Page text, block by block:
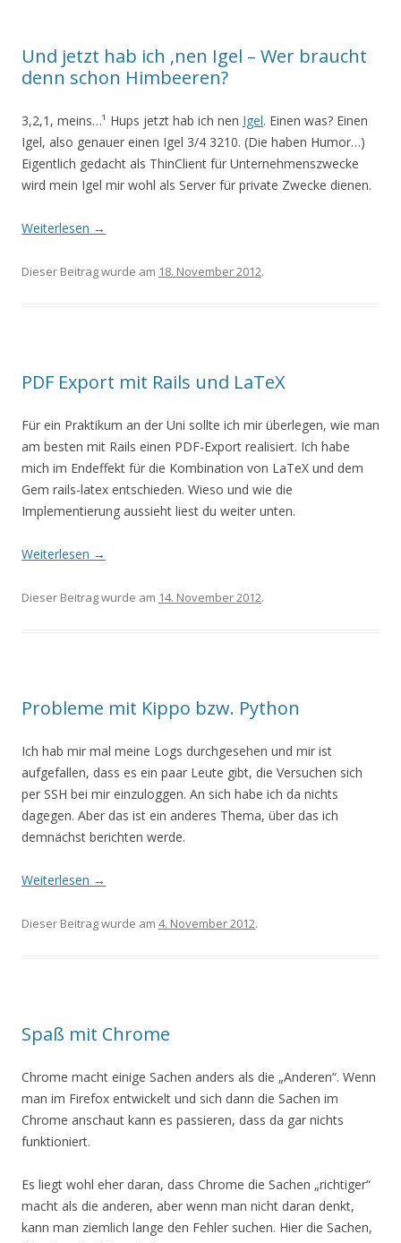
Und jetzt hab ich ‚nen Igel – Wer braucht
denn schon Himbeeren?
3,2,1, meins…¹ Hups jetzt hab ich nen Igel. Einen was? Einen
Igel, also genauer einen Igel 3/4 3210. (Die haben Humor…)
Eigentlich gedacht als ThinClient für Unternehmenszwecke
wird mein Igel mir wohl als Server für private Zwecke dienen.
Weiterlesen →
Dieser Beitrag wurde am 18. November 2012.
PDF Export mit Rails und LaTeX
Für ein Praktikum an der Uni sollte ich mir überlegen, wie man
am besten mit Rails einen PDF-Export realisiert. Ich habe
mich im Endeffekt für die Kombination von LaTeX und dem
Gem rails-latex entschieden. Wieso und wie die
Implementierung aussieht liest du weiter unten.
Weiterlesen →
Dieser Beitrag wurde am 14. November 2012.
Probleme mit Kippo bzw. Python
Ich hab mir mal meine Logs durchgesehen und mir ist
aufgefallen, dass es ein paar Leute gibt, die Versuchen sich
per SSH bei mir einzuloggen. An sich habe ich da nichts
dagegen. Aber das ist ein anderes Thema, über das ich
demnächst berichten werde.
Weiterlesen →
Dieser Beitrag wurde am 4. November 2012.
Spaß mit Chrome
Chrome macht einige Sachen anders als die „Anderen“. Wenn
man im Firefox entwickelt und sich dann die Sachen im
Chrome anschaut kann es passieren, dass da gar nichts
funktioniert.
Es liegt wohl eher daran, dass Chrome die Sachen „richtiger“
macht als die anderen, aber wenn man nicht daran denkt,
kann man ziemlich lange den Fehler suchen. Hier die Sachen,